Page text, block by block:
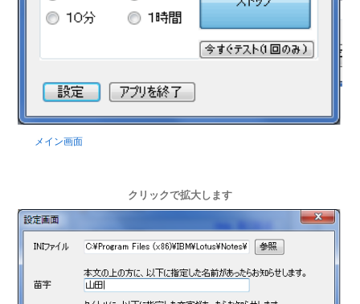
メイン画面
クリックで拡大します